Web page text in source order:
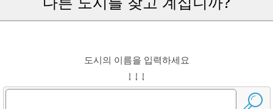
도시의 이름을 입력하세요
↓ ↓ ↓